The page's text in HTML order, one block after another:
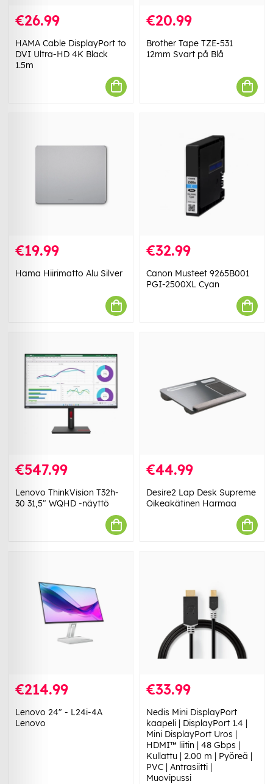
€26.99
HAMA Cable DisplayPort to
DVI Ultra-HD 4K Black
1.5m
€20.99
Brother Tape TZE-531
12mm Svart på Blå
€19.99
Hama Hiirimatto Alu Silver
€32.99
Canon Musteet 9265B001
PGI-2500XL Cyan
€547.99
Lenovo ThinkVision T32h-
30 31,5" WQHD -näyttö
€44.99
Desire2 Lap Desk Supreme
Oikeakätinen Harmaa
€214.99
Lenovo 24" - L24i-4A
Lenovo
€33.99
Nedis Mini DisplayPort
kaapeli | DisplayPort 1.4 |
Mini DisplayPort Uros |
HDMI™ liitin | 48 Gbps |
Kullattu | 2.00 m | Pyöreä |
PVC | Antrasiitti |
Muovipussi